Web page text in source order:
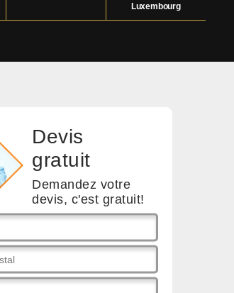
Luxembourg
Devis
gratuit
Demandez votre
devis, c'est gratuit!